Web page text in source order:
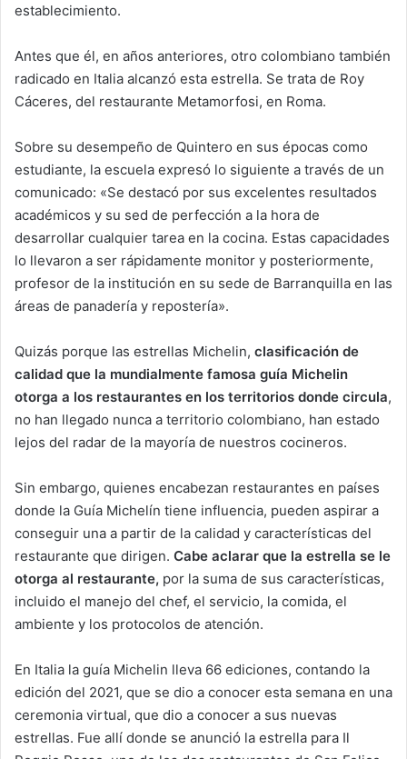
establecimiento.
Antes que él, en años anteriores, otro colombiano también
radicado en Italia alcanzó esta estrella. Se trata de Roy
Cáceres, del restaurante Metamorfosi, en Roma.
Sobre su desempeño de Quintero en sus épocas como
estudiante, la escuela expresó lo siguiente a través de un
comunicado: «Se destacó por sus excelentes resultados
académicos y su sed de perfección a la hora de
desarrollar cualquier tarea en la cocina. Estas capacidades
lo llevaron a ser rápidamente monitor y posteriormente,
profesor de la institución en su sede de Barranquilla en las
áreas de panadería y repostería».
Quizás porque las estrellas Michelin, clasificación de
calidad que la mundialmente famosa guía Michelin
otorga a los restaurantes en los territorios donde circula,
no han llegado nunca a territorio colombiano, han estado
lejos del radar de la mayoría de nuestros cocineros.
Sin embargo, quienes encabezan restaurantes en países
donde la Guía Michelín tiene influencia, pueden aspirar a
conseguir una a partir de la calidad y características del
restaurante que dirigen. Cabe aclarar que la estrella se le
otorga al restaurante, por la suma de sus características,
incluido el manejo del chef, el servicio, la comida, el
ambiente y los protocolos de atención.
En Italia la guía Michelin lleva 66 ediciones, contando la
edición del 2021, que se dio a conocer esta semana en una
ceremonia virtual, que dio a conocer a sus nuevas
estrellas. Fue allí donde se anunció la estrella para Il